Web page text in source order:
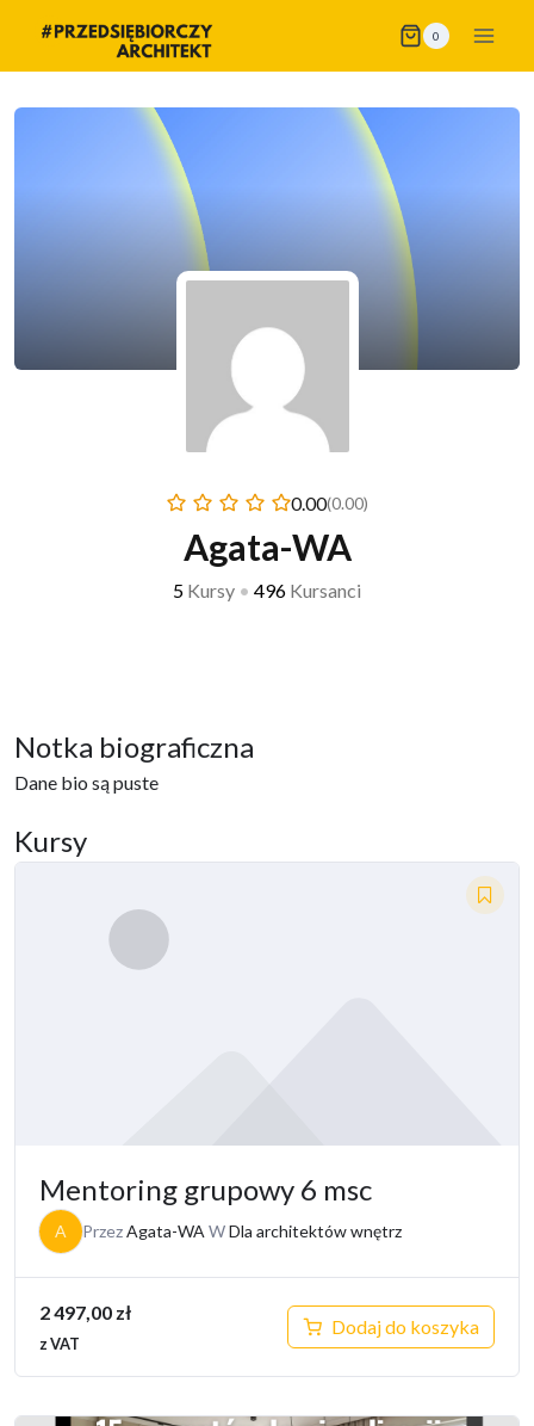
treści
0
0.00(0.00)
Agata-WA
5 Kursy • 496 Kursanci
Notka biograficzna
Dane bio są puste
Kursy
Mentoring grupowy 6 msc
A PrzezAgata-WA WDla architektów wnętrz
2 497,00 zł
z VAT
Dodaj do koszyka